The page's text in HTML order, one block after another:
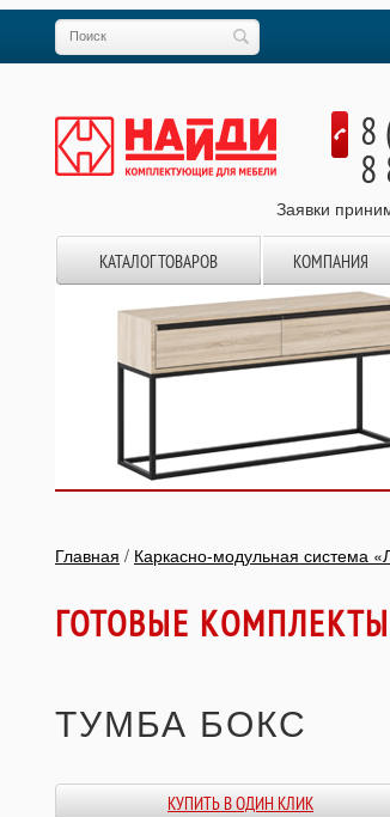
8
8
Заявки
КАТАЛОГ ТОВАРОВ КОМПАНИЯ
Главная / Каркасно-модульная система
ГОТОВЫЕ КОМПЛЕКТЫ
ТУМБА БОКС
КУПИТЬ В ОДИН КЛИК